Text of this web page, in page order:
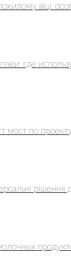
віці:
где
мост по
рішення